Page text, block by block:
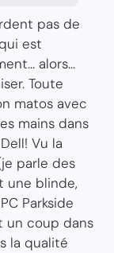
pas de
est
alors...
Toute
matos avec
mains dans
Vu la
parle des
une blinde,
Parkside
un coup dans
la qualité